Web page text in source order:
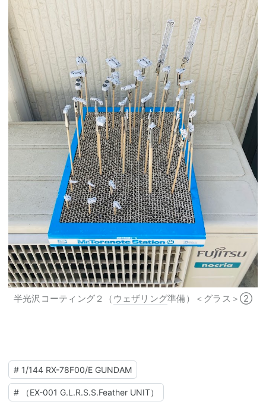
半光沢コーティング２（ ウェザリング準備）＜グラス＞②
# 1/144 RX-78F00/E GUNDAM
# （EX-001 G.L.R.S.S.Feather UNIT）